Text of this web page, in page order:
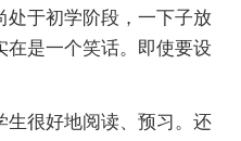
处于初学阶段，一下子放
在是一个笑话。即使要设
很好地阅读、预习。还